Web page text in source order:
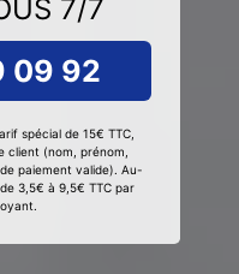
7/7
09 92
spécial de 15€ TTC,
client (nom, prénom,
paiement valide). Au-
3,5€ à 9,5€ TTC par